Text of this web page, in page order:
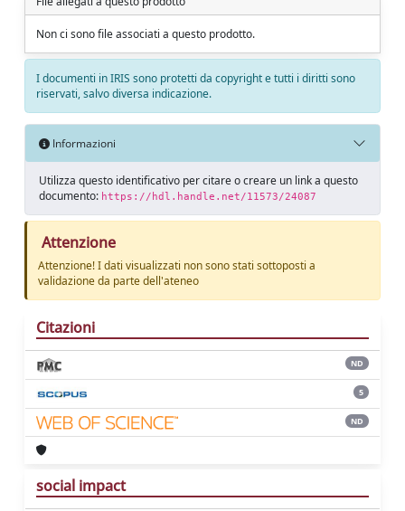
Non ci sono file associati a questo prodotto.
I documenti in IRIS sono protetti da copyright e tutti i diritti sono
riservati, salvo diversa indicazione.
Informazioni
Utilizza questo identificativo per citare o creare un link a questo
documento: https://hdl.handle.net/11573/24087
Attenzione
Attenzione! I dati visualizzati non sono stati sottoposti a
validazione da parte dell'ateneo
Citazioni
ND
5
ND
social impact